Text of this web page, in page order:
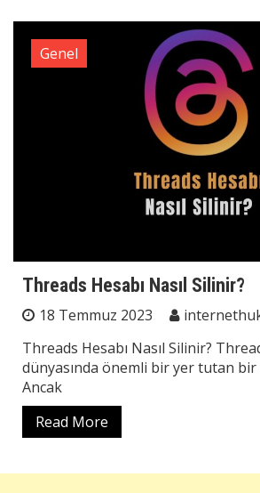
Genel
Threads Hesabı Nasıl Silinir?
18 Temmuz 2023
Threads Hesabı Nasıl Silinir?
dünyasında önemli bir yer tutan bir
Ancak
Read More